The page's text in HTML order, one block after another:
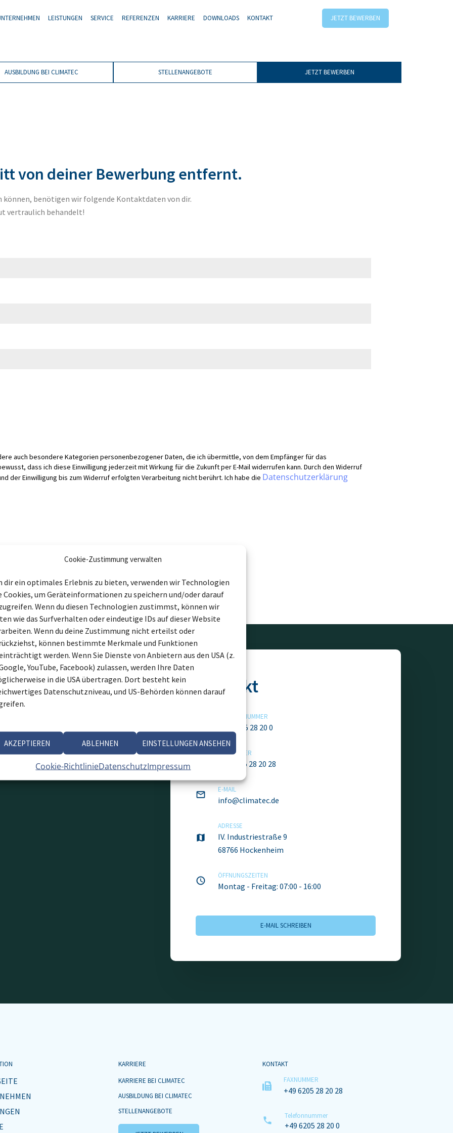
Cookie-Zustimmung verwalten
dir ein optimales Erlebnis zu bieten, verwenden wir Technologien
Cookies, um Geräteinformationen zu speichern und/oder darauf
Wenn du diesen Technologien zustimmst, können wir
wie das Surfverhalten oder eindeutige IDs auf dieser Website
Wenn du deine Zustimmung nicht erteilst oder
können bestimmte Merkmale und Funktionen
werden. Wenn Sie Dienste von Anbietern aus den USA (z.
YouTube, Facebook) zulassen, werden Ihre Daten
in die USA übertragen. Dort besteht kein
Datenschutzniveau, und US-Behörden können darauf
AKZEPTIEREN ABLEHNEN EINSTELLUNGEN ANSEHEN
Cookie-RichtlinieDatenschutzImpressum
LEISTUNGEN SERVICE REFERENZEN KARRIERE DOWNLOADS KONTAKT JETZT BEWERBEN
AUSBILDUNG BEI CLIMATEC STELLENANGEBOTE JETZT BEWERBEN
von deiner Bewerbung entfernt.
benötigen wir folgende Kontaktdaten von dir.
vertraulich behandelt!
auch besondere Kategorien personenbezogener Daten, die ich übermittle, von dem Empfänger für das
dass ich diese Einwilligung jederzeit mit Wirkung für die Zukunft per E-Mail widerrufen kann. Durch den Widerruf
der Einwilligung bis zum Widerruf erfolgten Verarbeitung nicht berührt. Ich habe die Datenschutzerklärung
Kontakt
TELEFONNUMMER
+49 6205 28 20 0
FAXNUMMER
+49 6205 28 20 28
E-MAIL
info@climatec.de
ADRESSE
IV. Industriestraße 9
68766 Hockenheim
ÖFFNUNGSZEITEN
Montag - Freitag: 07:00 - 16:00
E-MAIL SCHREIBEN
KARRIERE
KARRIERE BEI CLIMATEC
AUSBILDUNG BEI CLIMATEC
STELLENANGEBOTE
KONTAKT
FAXNUMMER
+49 6205 28 20 28
Telefonnummer
+49 6205 28 20 0